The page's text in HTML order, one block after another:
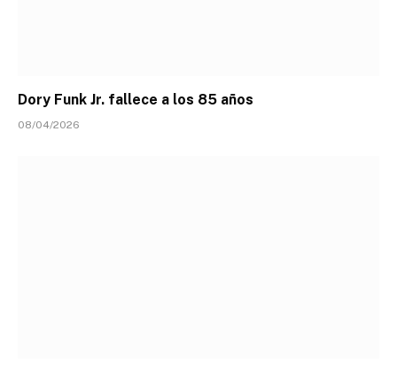
Dory Funk Jr. fallece a los 85 años
08/04/2026